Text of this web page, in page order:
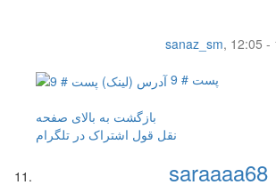
sanaz_sm,
پست # 9
بازگشت به بالای صفحه
نقل قول اشتراک در تلگرام
saraaaa68